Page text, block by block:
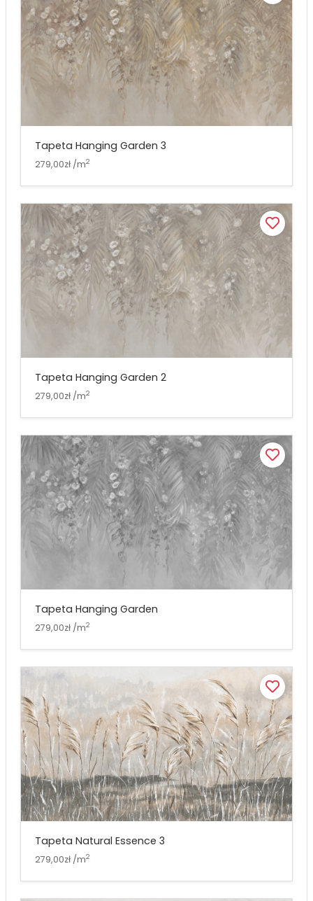
Tapeta Hanging Garden 3
279,00zł /m2
Tapeta Hanging Garden 2
279,00zł /m2
Tapeta Hanging Garden
279,00zł /m2
Tapeta Natural Essence 3
279,00zł /m2